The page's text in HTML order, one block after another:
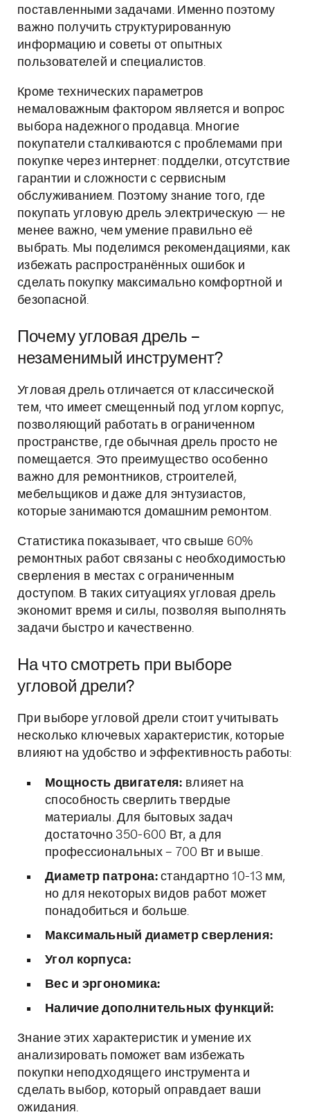
поставленными задачами. Именно поэтому
важно получить структурированную
информацию и советы от опытных
пользователей и специалистов.
Кроме технических параметров
немаловажным фактором является и вопрос
выбора надежного продавца. Многие
покупатели сталкиваются с проблемами при
покупке через интернет: подделки, отсутствие
гарантии и сложности с сервисным
обслуживанием. Поэтому знание того, где
покупать угловую дрель электрическую — не
менее важно, чем умение правильно её
выбрать. Мы поделимся рекомендациями, как
избежать распространённых ошибок и
сделать покупку максимально комфортной и
безопасной.
Почему угловая дрель –
незаменимый инструмент?
Угловая дрель отличается от классической
тем, что имеет смещенный под углом корпус,
позволяющий работать в ограниченном
пространстве, где обычная дрель просто не
помещается. Это преимущество особенно
важно для ремонтников, строителей,
мебельщиков и даже для энтузиастов,
которые занимаются домашним ремонтом.
Статистика показывает, что свыше 60%
ремонтных работ связаны с необходимостью
сверления в местах с ограниченным
доступом. В таких ситуациях угловая дрель
экономит время и силы, позволяя выполнять
задачи быстро и качественно.
На что смотреть при выборе
угловой дрели?
При выборе угловой дрели стоит учитывать
несколько ключевых характеристик, которые
влияют на удобство и эффективность работы:
Мощность двигателя: влияет на
способность сверлить твердые
материалы. Для бытовых задач
достаточно 350-600 Вт, а для
профессиональных – 700 Вт и выше.
Диаметр патрона:стандартно 10-13 мм,
но для некоторых видов работ может
понадобиться и больше.
Максимальный диаметр сверления:
Угол корпуса:
Вес и эргономика:
Наличие дополнительных функций:
Знание этих характеристик и умение их
анализировать поможет вам избежать
покупки неподходящего инструмента и
сделать выбор, который оправдает ваши
ожидания.